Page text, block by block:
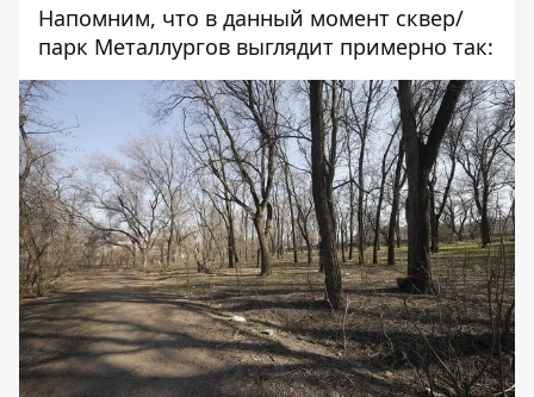
Напомним, что в данный момент сквер/
парк Металлургов выглядит примерно так: